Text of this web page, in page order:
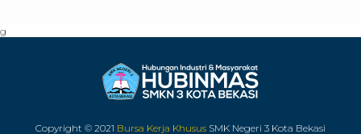
g
Copyright © 2021 Bursa Kerja Khusus SMK Negeri 3 Kota Bekasi